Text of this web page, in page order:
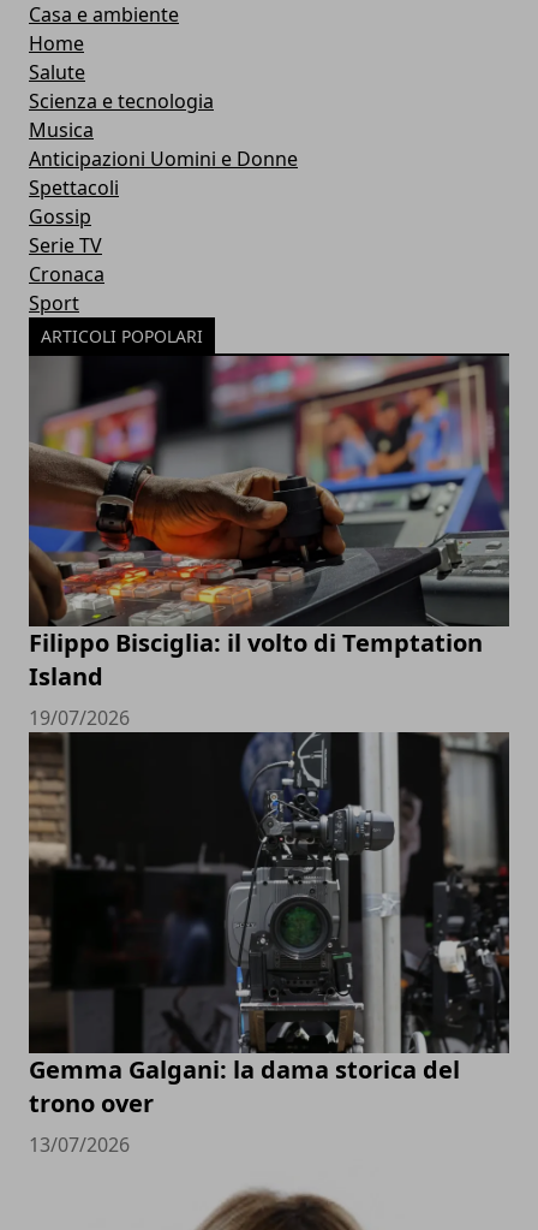
Casa e ambiente
Home
Salute
Scienza e tecnologia
Musica
Anticipazioni Uomini e Donne
Spettacoli
Gossip
Serie TV
Cronaca
Sport
ARTICOLI POPOLARI
Filippo Bisciglia: il volto di Temptation
Island
19/07/2026
Gemma Galgani: la dama storica del
trono over
13/07/2026